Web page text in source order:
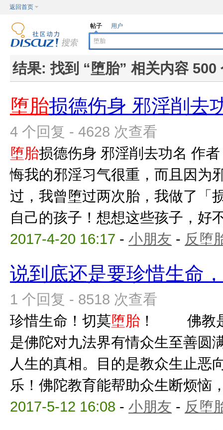
返回首页
帖子 用户
结果:找到 “堕胎” 相关内容 500
堕胎损德伤身 邪淫削去
4 个回复 - 4628 次查看
堕胎损德伤身 邪淫削去功名 作
悔我的邪淫习气很重，而且因为
过，我曾堕过两次胎，我做了「
自己的孩子！想想这些孩子，好
2017-4-20 16:17 - 小朋友 - 反堕
说到底还是要珍惜生命
1 个回复 - 8518 次查看
珍惜生命！切莫堕胎 ！ 佛教是
是佛陀对九法界有情众生至善圆
人生的真相。目的是教众生止恶
乐！佛陀教育能帮助众生断烦恼
2017-5-12 16:08 - 小朋友 - 反堕